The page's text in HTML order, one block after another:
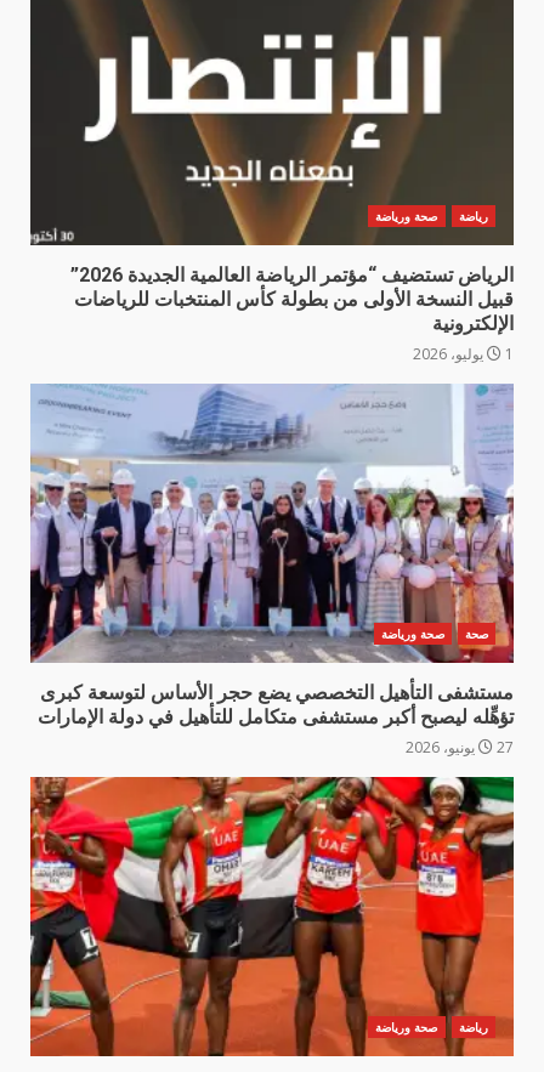
رياضة صحة ورياضة
الرياض تستضيف “مؤتمر الرياضة العالمية الجديدة 2026”
قبيل النسخة الأولى من بطولة كأس المنتخبات للرياضات
الإلكترونية
1 يوليو، 2026
صحة صحة ورياضة
مستشفى التأهيل التخصصي يضع حجر الأساس لتوسعة كبرى
تؤهِّله ليصبح أكبر مستشفى متكامل للتأهيل في دولة الإمارات
27 يونيو، 2026
رياضة صحة ورياضة